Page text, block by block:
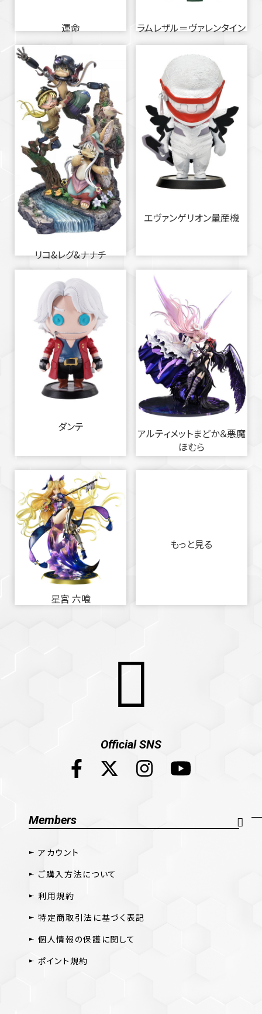
運命 ラムレザル＝ヴァレンタイン
リコ&レグ&ナナチ
エヴァンゲリオン量産機
ダンテ
アルティメットまどか＆悪魔
ほむら
星宮 六喰
もっと見る
Official SNS
Members
アカウント
ご購入方法について
利用規約
特定商取引法に基づく表記
個人情報の保護に関して
ポイント規約